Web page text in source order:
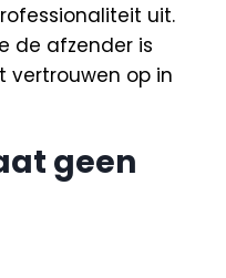
uit.
de afzender is
vertrouwen op in
geen